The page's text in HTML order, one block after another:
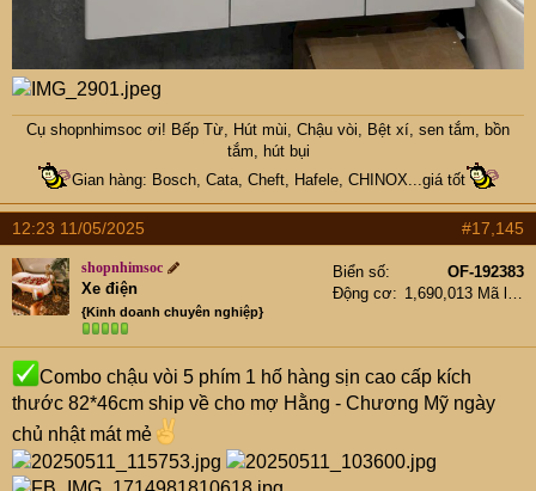
Cụ shopnhimsoc ơi! Bếp Từ, Hút mùi, Chậu vòi, Bệt xí, sen tắm, bồn
tắm, hút bụi
Gian hàng: Bosch, Cata, Cheft, Hafele, CHINOX...giá tốt
12:23 11/05/2025 #17,145
shopnhimsoc
Xe điện
{Kinh doanh chuyên nghiệp}
Biển số
OF-192383
Động cơ
Combo chậu vòi 5 phím 1 hố hàng sịn cao cấp kích
thước 82*46cm ship về cho mợ Hằng - Chương Mỹ ngày
chủ nhật mát mẻ